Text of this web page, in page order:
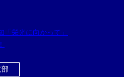
「栄光に向かって」
部